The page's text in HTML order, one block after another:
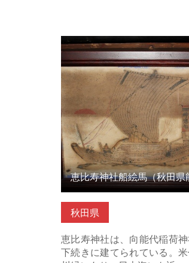
秋田県
恵比寿神社は、向能代稲荷
下続きに建てられている。
恵比寿神社船絵馬（秋田県
の詳細はこちら